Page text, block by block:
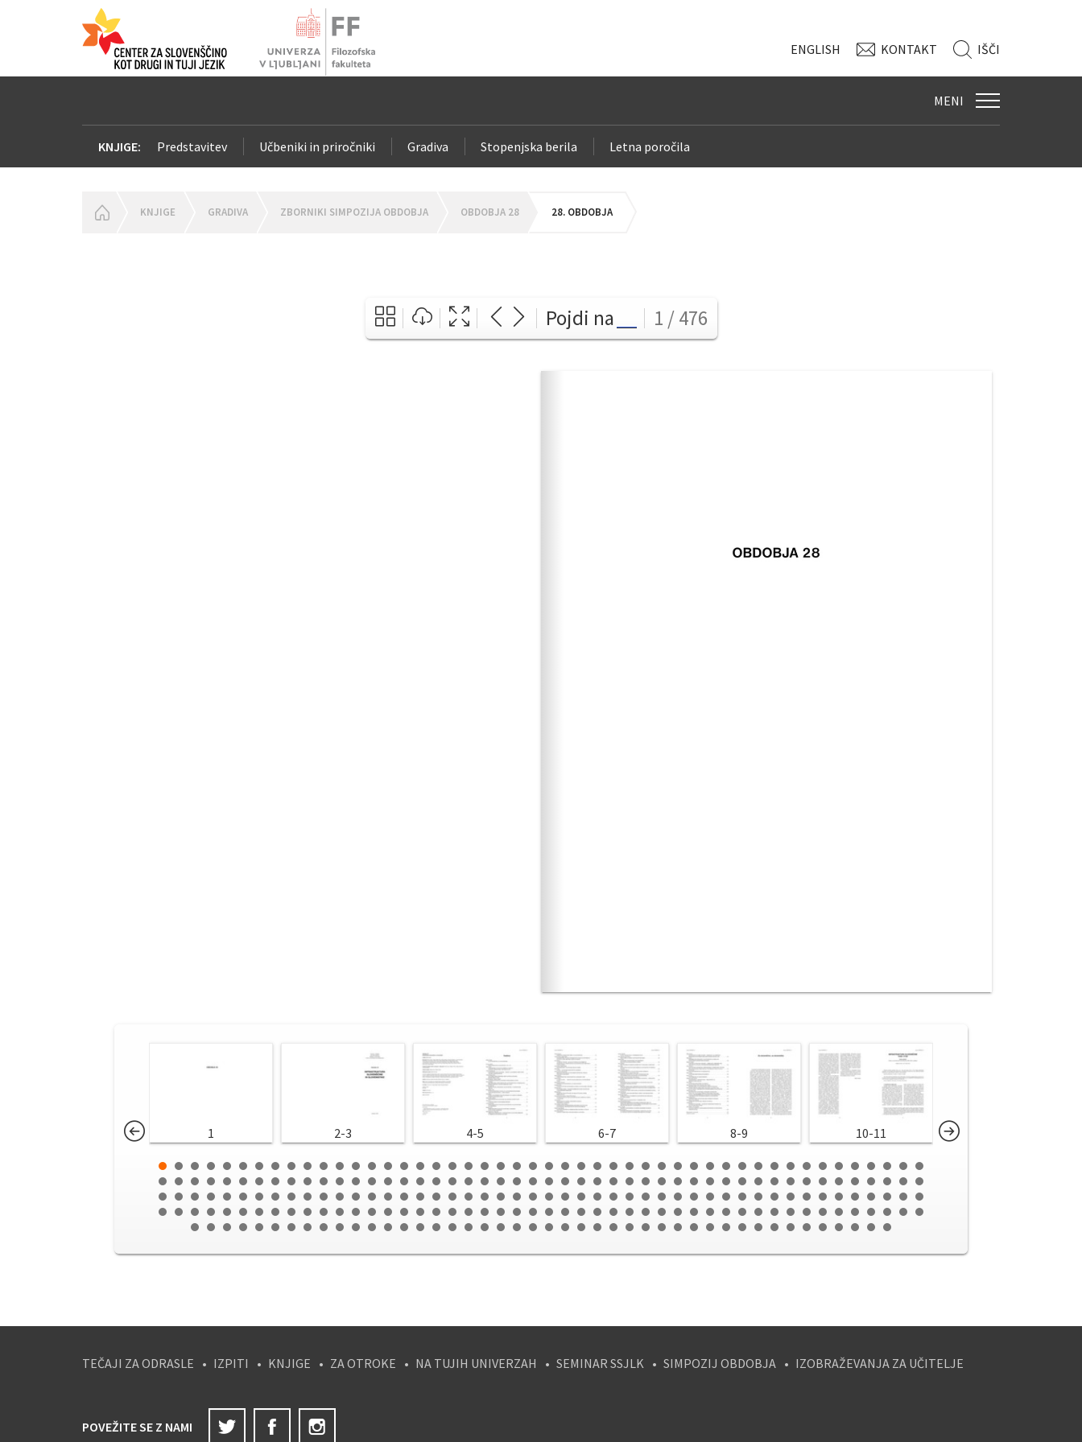
ENGLISH KONTAKT IŠČI
MENI
KNJIGE: Predstavitev Učbeniki in priročniki Gradiva Stopenjska berila Letna poročila
HOMEPAGE
KNJIGE GRADIVA ZBORNIKI SIMPOZIJA OBDOBJA OBDOBJA 28 28. OBDOBJA
Pojdi na 1 / 476
1 2-3 4-5 6-7 8-9 10-11
TEČAJI ZA ODRASLE IZPITI KNJIGE ZA OTROKE NA TUJIH UNIVERZAH SEMINAR SSJLK SIMPOZIJ OBDOBJA IZOBRAŽEVANJA ZA UČITELJE
POVEŽITE SE Z NAMI
Twitter Facebook